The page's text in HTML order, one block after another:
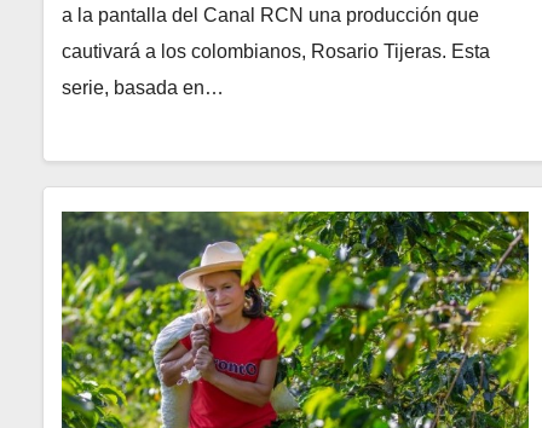
a la pantalla del Canal RCN una producción que
cautivará a los colombianos, Rosario Tijeras. Esta
serie, basada en…